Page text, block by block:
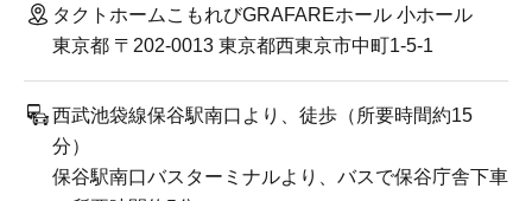
タクトホームこもれびGRAFAREホール 小ホール
東京都 〒202-0013 東京都西東京市中町1-5-1
西武池袋線保谷駅南口より、徒歩（所要時間約15
分）
保谷駅南口バスターミナルより、バスで保谷庁舎下車